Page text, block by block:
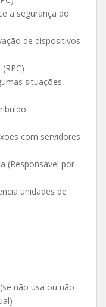
a segurança do
de dispositivos
situações,
com servidores
(Responsável por
unidades de
não usa ou não